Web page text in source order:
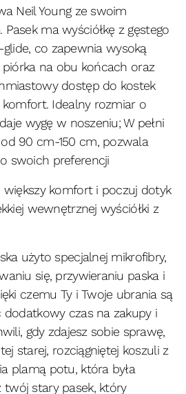
Neil Young ze swoim
Pasek ma wyściółkę z gęstego
co zapewnia wysoką
piórka na obu końcach oraz
dostęp do kostek
Idealny rozmiar o
wygę w noszeniu; W pełni
90 cm-150 cm, pozwala
swoich preferencji
większy komfort i poczuj dotyk
wewnętrznej wyściółki z
użyto specjalnej mikrofibry,
się, przywieraniu paska i
czemu Ty i Twoje ubrania są
dodatkowy czas na zakupy i
gdy zdajesz sobie sprawę,
starej, rozciągniętej koszuli z
plamą potu, która była
stary pasek, który